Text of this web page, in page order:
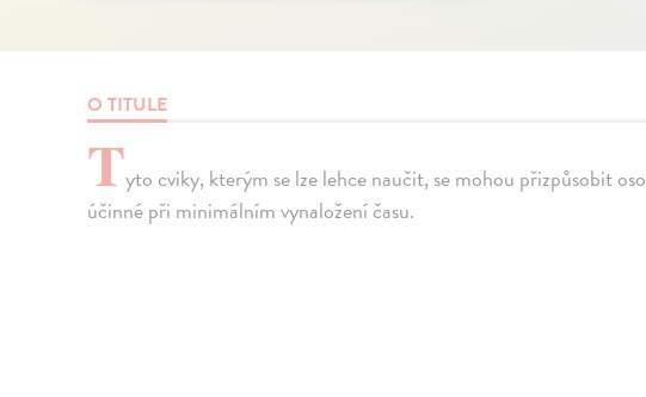
O TITULE
Tyto cviky, kterým se lze lehce naučit, se mohou přizpůsobit
účinné při minimálním vynaložení času.